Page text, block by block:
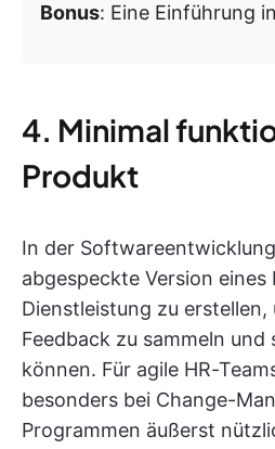
Bonus: Eine Einführung in
4. Minimal
Produkt
In der
abgespeckte Version
Dienstleistung zu
Feedback zu sammeln und
können. Für agile HR-
besonders bei Change-
Programmen äußerst